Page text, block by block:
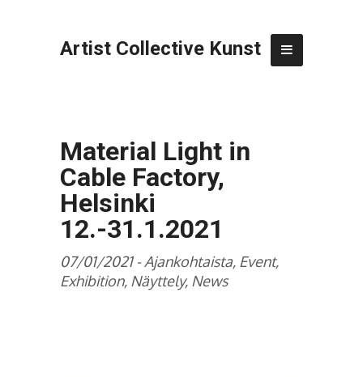
Artist Collective Kunst
Material Light in
Cable Factory,
Helsinki
12.-31.1.2021
07/01/2021 -Ajankohtaista, Event,
Exhibition, Näyttely, News